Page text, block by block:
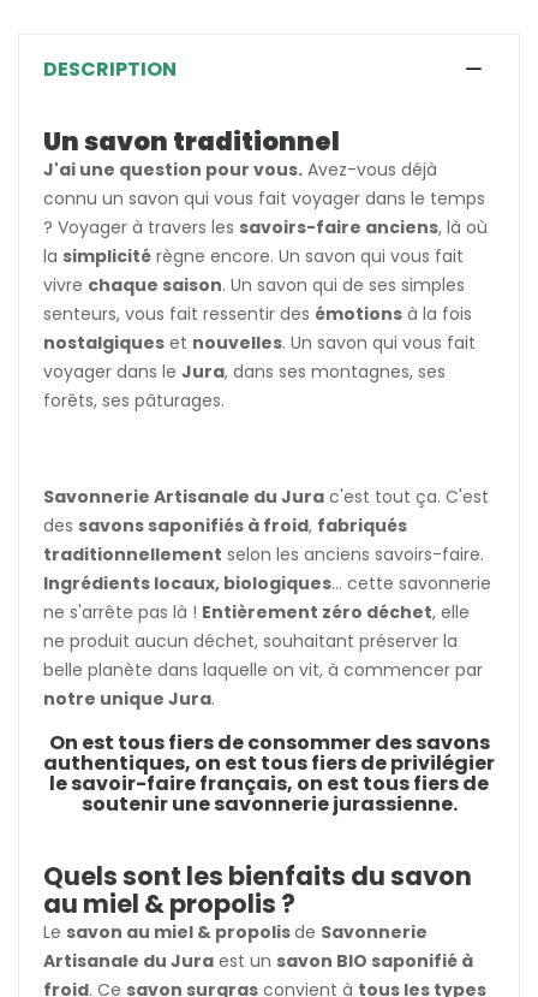
DESCRIPTION
Un savon traditionnel
J'ai une question pour vous. Avez-vous déjà
connu un savon qui vous fait voyager dans le temps
? Voyager à travers les savoirs-faire anciens, là où
la simplicité règne encore. Un savon qui vous fait
vivre chaque saison. Un savon qui de ses simples
senteurs, vous fait ressentir des émotions à la fois
nostalgiques et nouvelles. Un savon qui vous fait
voyager dans le Jura, dans ses montagnes, ses
forêts, ses pâturages.
Savonnerie Artisanale du Jura c'est tout ça. C'est
des savons saponifiés à froid, fabriqués
traditionnellement selon les anciens savoirs-faire.
Ingrédients locaux, biologiques... cette savonnerie
ne s'arrête pas là ! Entièrement zéro déchet, elle
ne produit aucun déchet, souhaitant préserver la
belle planète dans laquelle on vit, à commencer par
notre unique Jura.
On est tous fiers de consommer des savons
authentiques, on est tous fiers de privilégier
le savoir-faire français, on est tous fiers de
soutenir une savonnerie jurassienne.
Quels sont les bienfaits du savon
au miel & propolis ?
Le savon au miel & propolisde Savonnerie
Artisanale du Jura est un savon BIO saponifié à
froid. Ce savon surgras convient à tous les types